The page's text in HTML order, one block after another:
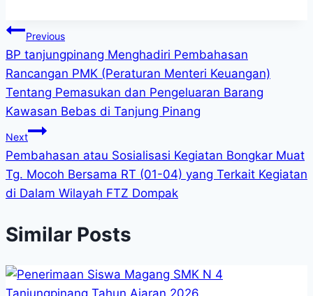
Post
navigation
Previous
BP tanjungpinang Menghadiri Pembahasan
Rancangan PMK (Peraturan Menteri Keuangan)
Tentang Pemasukan dan Pengeluaran Barang
Kawasan Bebas di Tanjung Pinang
Next
Pembahasan atau Sosialisasi Kegiatan Bongkar Muat
Tg. Mocoh Bersama RT (01-04) yang Terkait Kegiatan
di Dalam Wilayah FTZ Dompak
Similar Posts